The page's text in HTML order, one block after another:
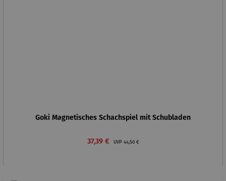
Goki Magnetisches Schachspiel mit Schubladen
Verkaufspreis:
37,39 € UVP Regulärer Preis:
44,50 €